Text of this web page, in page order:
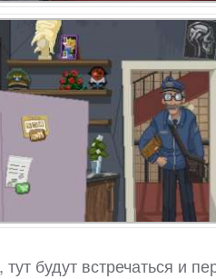
тут будут встречаться и